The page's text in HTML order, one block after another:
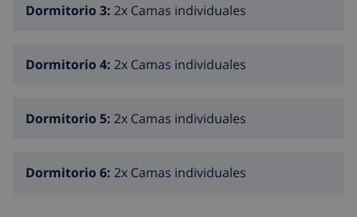
Dormitorio 3: 2x Camas individuales
Dormitorio 4: 2x Camas individuales
Dormitorio 5: 2x Camas individuales
Dormitorio 6: 2x Camas individuales